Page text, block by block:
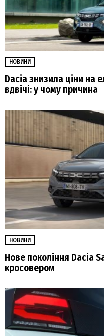
НОВИНИ
Dacia знизила ціни на
вдвічі: у чому причина
НОВИНИ
Нове покоління Dacia
кросовером